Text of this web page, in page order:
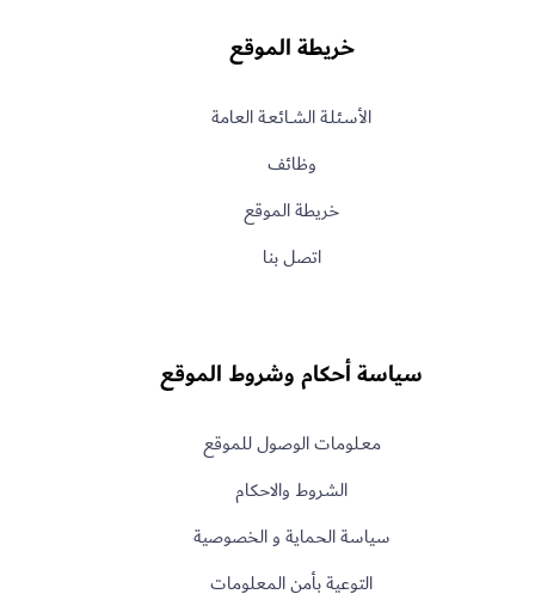
خريطة الموقع
الأسـئلـة الشــائعـة العامة
وظائف
خريطة الموقع
اتصل بنا
سياسة أحكام وشروط الموقع
معـلومات الوصول للموقع
الشروط والاحكام
سياسة الحماية و الخصوصية
التوعية بأمن المعلومات